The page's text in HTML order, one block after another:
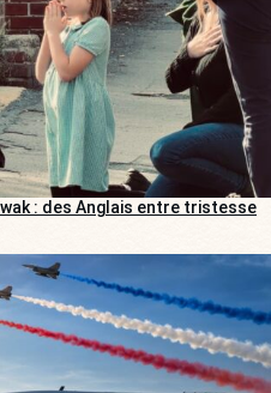
: des Anglais entre tristesse